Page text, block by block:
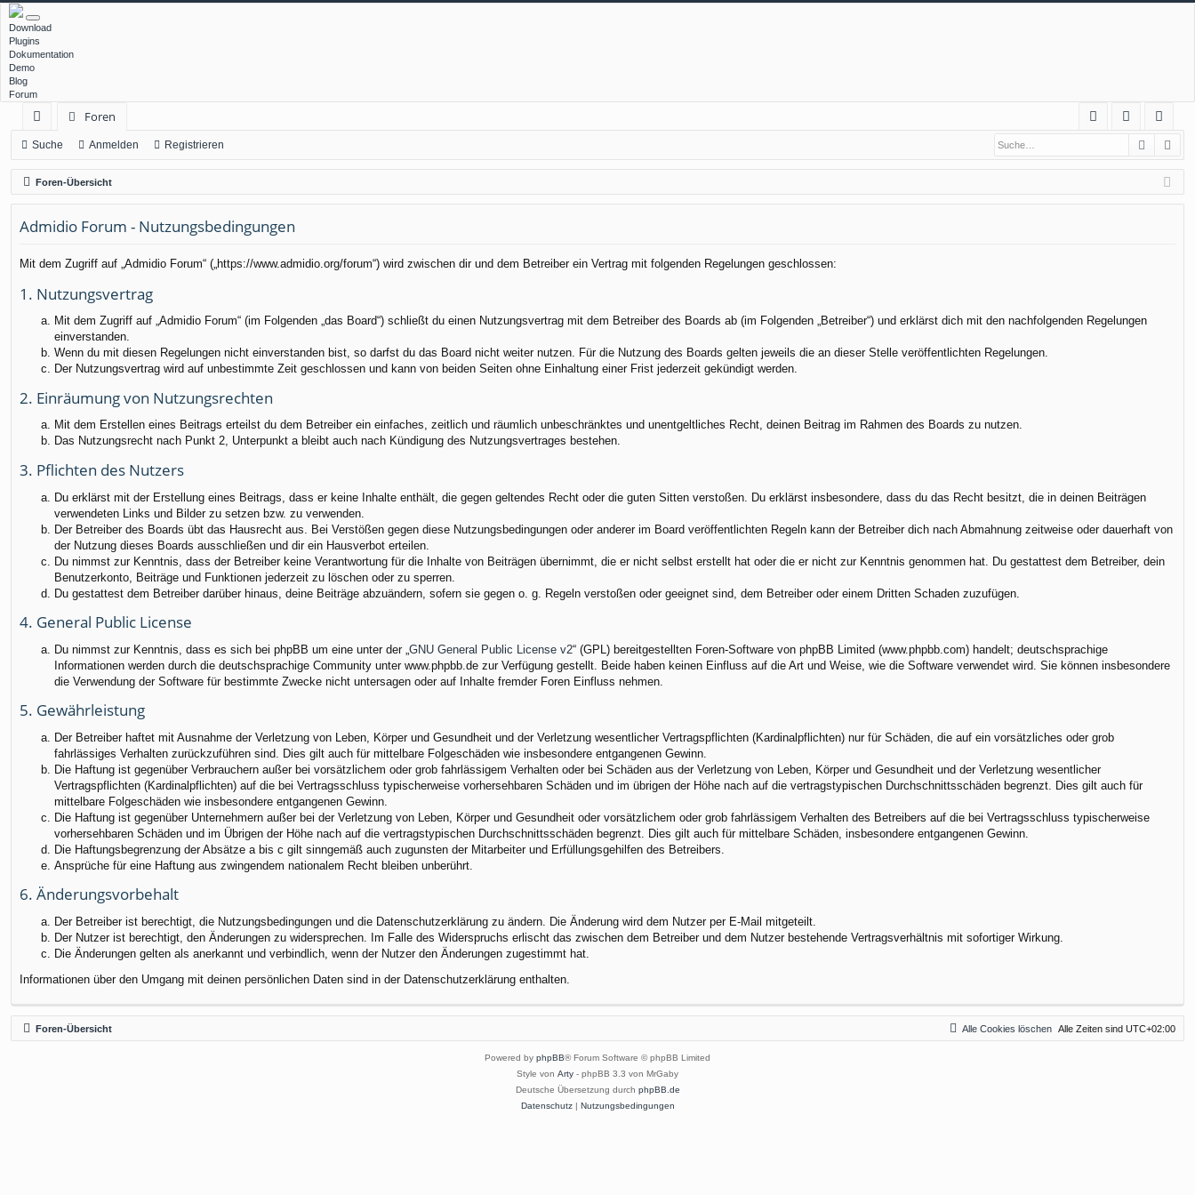
Download
Plugins
Dokumentation
Demo
Blog
Forum
ch
ne
llz
ug
Foren
Q
m
el
eg
ist
rie
Suche Anmelden Registrieren Suche
Foren-Übersicht
Admidio Forum - Nutzungsbedingungen
Mit dem Zugriff auf „Admidio Forum“ („https://www.admidio.org/forum“) wird zwischen dir und dem Betreiber ein Vertrag mit folgenden Regelungen geschlossen:
1. Nutzungsvertrag
Mit dem Zugriff auf „Admidio Forum“ (im Folgenden „das Board“) schließt du einen Nutzungsvertrag mit dem Betreiber des Boards ab (im Folgenden „Betreiber“) und erklärst dich mit den nachfolgenden Regelungen
einverstanden.
Wenn du mit diesen Regelungen nicht einverstanden bist, so darfst du das Board nicht weiter nutzen. Für die Nutzung des Boards gelten jeweils die an dieser Stelle veröffentlichten Regelungen.
Der Nutzungsvertrag wird auf unbestimmte Zeit geschlossen und kann von beiden Seiten ohne Einhaltung einer Frist jederzeit gekündigt werden.
2. Einräumung von Nutzungsrechten
Mit dem Erstellen eines Beitrags erteilst du dem Betreiber ein einfaches, zeitlich und räumlich unbeschränktes und unentgeltliches Recht, deinen Beitrag im Rahmen des Boards zu nutzen.
Das Nutzungsrecht nach Punkt 2, Unterpunkt a bleibt auch nach Kündigung des Nutzungsvertrages bestehen.
3. Pflichten des Nutzers
Du erklärst mit der Erstellung eines Beitrags, dass er keine Inhalte enthält, die gegen geltendes Recht oder die guten Sitten verstoßen. Du erklärst insbesondere, dass du das Recht besitzt, die in deinen Beiträgen
verwendeten Links und Bilder zu setzen bzw. zu verwenden.
Der Betreiber des Boards übt das Hausrecht aus. Bei Verstößen gegen diese Nutzungsbedingungen oder anderer im Board veröffentlichten Regeln kann der Betreiber dich nach Abmahnung zeitweise oder dauerhaft von
der Nutzung dieses Boards ausschließen und dir ein Hausverbot erteilen.
Du nimmst zur Kenntnis, dass der Betreiber keine Verantwortung für die Inhalte von Beiträgen übernimmt, die er nicht selbst erstellt hat oder die er nicht zur Kenntnis genommen hat. Du gestattest dem Betreiber, dein
Benutzerkonto, Beiträge und Funktionen jederzeit zu löschen oder zu sperren.
Du gestattest dem Betreiber darüber hinaus, deine Beiträge abzuändern, sofern sie gegen o. g. Regeln verstoßen oder geeignet sind, dem Betreiber oder einem Dritten Schaden zuzufügen.
4. General Public License
Du nimmst zur Kenntnis, dass es sich bei phpBB um eine unter der „ GNU General Public License v2“ (GPL) bereitgestellten Foren-Software von phpBB Limited (www.phpbb.com) handelt; deutschsprachige
Informationen werden durch die deutschsprachige Community unter www.phpbb.de zur Verfügung gestellt. Beide haben keinen Einfluss auf die Art und Weise, wie die Software verwendet wird. Sie können insbesondere
die Verwendung der Software für bestimmte Zwecke nicht untersagen oder auf Inhalte fremder Foren Einfluss nehmen.
5. Gewährleistung
Der Betreiber haftet mit Ausnahme der Verletzung von Leben, Körper und Gesundheit und der Verletzung wesentlicher Vertragspflichten (Kardinalpflichten) nur für Schäden, die auf ein vorsätzliches oder grob
fahrlässiges Verhalten zurückzuführen sind. Dies gilt auch für mittelbare Folgeschäden wie insbesondere entgangenen Gewinn.
Die Haftung ist gegenüber Verbrauchern außer bei vorsätzlichem oder grob fahrlässigem Verhalten oder bei Schäden aus der Verletzung von Leben, Körper und Gesundheit und der Verletzung wesentlicher
Vertragspflichten (Kardinalpflichten) auf die bei Vertragsschluss typischerweise vorhersehbaren Schäden und im übrigen der Höhe nach auf die vertragstypischen Durchschnittsschäden begrenzt. Dies gilt auch für
mittelbare Folgeschäden wie insbesondere entgangenen Gewinn.
Die Haftung ist gegenüber Unternehmern außer bei der Verletzung von Leben, Körper und Gesundheit oder vorsätzlichem oder grob fahrlässigem Verhalten des Betreibers auf die bei Vertragsschluss typischerweise
vorhersehbaren Schäden und im Übrigen der Höhe nach auf die vertragstypischen Durchschnittsschäden begrenzt. Dies gilt auch für mittelbare Schäden, insbesondere entgangenen Gewinn.
Die Haftungsbegrenzung der Absätze a bis c gilt sinngemäß auch zugunsten der Mitarbeiter und Erfüllungsgehilfen des Betreibers.
Ansprüche für eine Haftung aus zwingendem nationalem Recht bleiben unberührt.
6. Änderungsvorbehalt
Der Betreiber ist berechtigt, die Nutzungsbedingungen und die Datenschutzerklärung zu ändern. Die Änderung wird dem Nutzer per E-Mail mitgeteilt.
Der Nutzer ist berechtigt, den Änderungen zu widersprechen. Im Falle des Widerspruchs erlischt das zwischen dem Betreiber und dem Nutzer bestehende Vertragsverhältnis mit sofortiger Wirkung.
Die Änderungen gelten als anerkannt und verbindlich, wenn der Nutzer den Änderungen zugestimmt hat.
Informationen über den Umgang mit deinen persönlichen Daten sind in der Datenschutzerklärung enthalten.
Foren-Übersicht Alle Zeiten sind UTC+02:00
Alle Cookies löschen
Powered by phpBB® Forum Software © phpBB Limited
Style von Arty - phpBB 3.3 von MrGaby
Deutsche Übersetzung durch phpBB.de
Datenschutz| Nutzungsbedingungen